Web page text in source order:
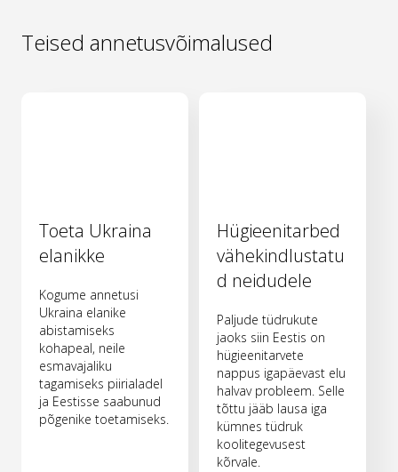
Teised annetusvõimalused
Toeta Ukraina
elanikke
Kogume annetusi
Ukraina elanike
abistamiseks
kohapeal, neile
esmavajaliku
tagamiseks piirialadel
ja Eestisse saabunud
põgenike toetamiseks.
Hügieenitarbed
vähekindlustatu
d neidudele
Paljude tüdrukute
jaoks siin Eestis on
hügieenitarvete
nappus igapäevast elu
halvav probleem. Selle
tõttu jääb lausa iga
kümnes tüdruk
koolitegevusest
kõrvale.